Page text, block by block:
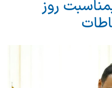
روز